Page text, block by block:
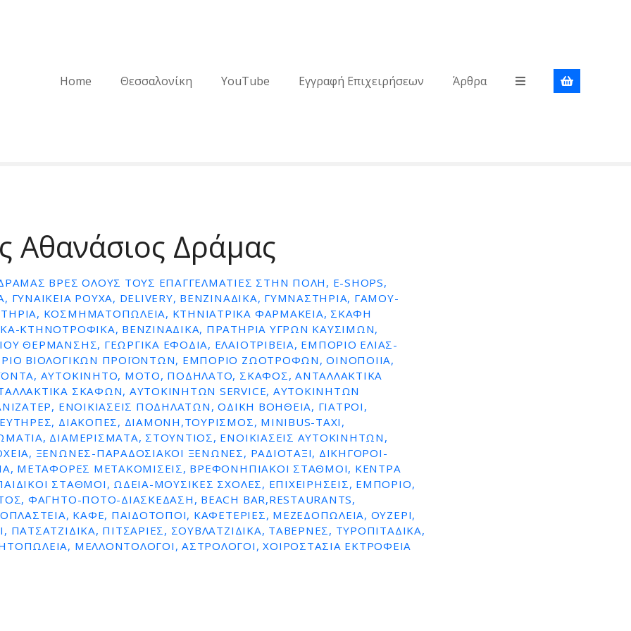
Home Θεσσαλονίκη YouTube Εγγραφή Επιχειρήσεων Άρθρα
Αθανάσιος Δράμας
ΒΡΕΣ ΌΛΟΥΣ ΤΟΥΣ ΕΠΑΓΓΕΛΜΑΤΊΕΣ ΣΤΗΝ ΠΟΛΗ, E-SHOPS,
ΓΥΝΑΙΚΕΊΑ ΡΟΎΧΑ, DELIVERY, ΒΕΝΖΙΝΆΔΙΚΑ, ΓΥΜΝΑΣΤΉΡΙΑ, ΓΆΜΟΥ-
ΚΟΣΜΗΜΑΤΟΠΩΛΕΊΑ, ΚΤΗΝΙΑΤΡΙΚΆ ΦΑΡΜΑΚΕΊΑ, ΣΚΆΦΗ
ΚΤΗΝΟΤΡΟΦΙΚΆ, ΒΕΝΖΙΝΑΔΙΚΑ, ΠΡΑΤΗΡΙΑ ΥΓΡΩΝ ΚΑΥΣΙΜΩΝ,
ΘΕΡΜΑΝΣΗΣ, ΓΕΩΡΓΙΚΆ ΕΦΌΔΙΑ, ΕΛΑΙΟΤΡΙΒΕΊΑ, ΕΜΠΌΡΙΟ ΕΛΙΆΣ-
ΒΙΟΛΟΓΙΚΏΝ ΠΡΟΪΌΝΤΩΝ, ΕΜΠΌΡΙΟ ΖΩΟΤΡΟΦΏΝ, ΟΙΝΟΠΟΙΊΑ,
ΑΥΤΟΚΊΝΗΤΟ, ΜΌΤΟ, ΠΟΔΉΛΑΤΟ, ΣΚΆΦΟΣ, ΑΝΤΑΛΛΑΚΤΙΚΆ
ΣΚΑΦΏΝ, ΑΥΤΟΚΙΝΉΤΩΝ SERVICE, ΑΥΤΟΚΙΝΉΤΩΝ
ΕΝΟΙΚΙΆΣΕΙΣ ΠΟΔΗΛΆΤΩΝ, ΟΔΙΚΉ ΒΟΉΘΕΙΑ, ΓΙΑΤΡΟΊ,
ΔΙΑΚΟΠΈΣ, ΔΙΑΜΟΝΉ,ΤΟΥΡΙΣΜΌΣ, MINIBUS-TAXI,
ΔΙΑΜΕΡΊΣΜΑΤΑ, ΣΤΟΎΝΤΙΟΣ, ΕΝΟΙΚΙΆΣΕΙΣ ΑΥΤΟΚΙΝΉΤΩΝ,
ΞΕΝΏΝΕΣ-ΠΑΡΑΔΟΣΙΑΚΟΊ ΞΕΝΏΝΕΣ, ΡΑΔΙΟΤΑΞΊ, ΔΙΚΗΓΌΡΟΙ-
ΜΕΤΑΦΟΡΈΣ ΜΕΤΑΚΟΜΊΣΕΙΣ, ΒΡΕΦΟΝΗΠΙΑΚΟΊ ΣΤΑΘΜΟΊ, ΚΈΝΤΡΑ
ΣΤΑΘΜΟΊ, ΩΔΕΊΑ-ΜΟΥΣΙΚΈΣ ΣΧΟΛΈΣ, ΕΠΙΧΕΙΡΉΣΕΙΣ, ΕΜΠΌΡΙΟ,
ΦΑΓΗΤΌ-ΠΟΤΌ-ΔΙΑΣΚΈΔΑΣΗ, BEACH BAR,RESTAURANTS,
ΚΑΦΈ, ΠΑΙΔΌΤΟΠΟΙ, ΚΑΦΕΤΈΡΙΕΣ, ΜΕΖΕΔΟΠΩΛΕΊΑ, ΟΥΖΕΡΊ,
ΠΙΤΣΑΡΊΕΣ, ΣΟΥΒΛΑΤΖΊΔΙΚΑ, ΤΑΒΈΡΝΕΣ, ΤΥΡΟΠΙΤΆΔΙΚΑ,
ΜΕΛΛΟΝΤΟΛΟΓΟΙ, ΑΣΤΡΟΛΌΓΟΙ, ΧΟΙΡΟΣΤΑΣΙΑ ΕΚΤΡΟΦΕΙΑ